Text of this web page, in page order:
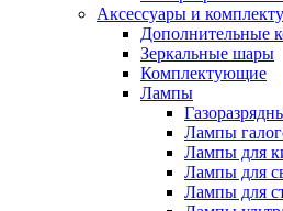
Аксессуары и
Дополнительные
Зеркальные шары
Комплектующие
Лампы
Лампы
Лампы для
Лампы для
Лампы для